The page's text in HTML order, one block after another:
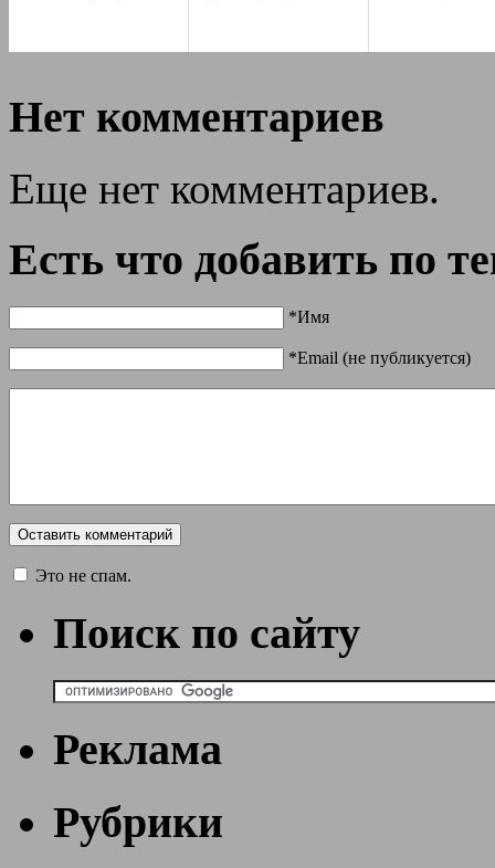
Нет комментариев
Еще нет комментариев.
Есть что добавить по
*Имя
*Email (не публикуется)
Это не спам.
Поиск по сайту
Реклама
Рубрики